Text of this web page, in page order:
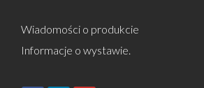
Wiadomości o produkcie
Informacje o wystawie.